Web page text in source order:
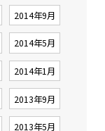
2014年9月
2014年5月
2014年1月
2013年9月
2013年5月